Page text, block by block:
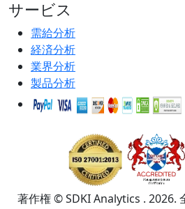
サービス
需給分析
経済分析
業界分析
製品分析
著作権 © SDKI Analytics . 2026.